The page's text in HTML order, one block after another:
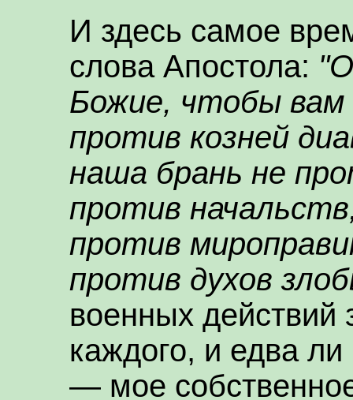
И здесь самое
слова Апостола:
Божие, чтобы
против козней
наша брань не
против
против
против духов
военных действий
каждого, и едва
— мое